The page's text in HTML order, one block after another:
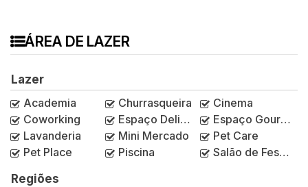
ÁREA DE LAZER
Lazer
Academia
Churrasqueira
Cinema
Coworking
Espaço Delivery
Espaço Gourmet
Lavanderia
Mini Mercado
Pet Care
Pet Place
Piscina
Salão de Festas
Regiões